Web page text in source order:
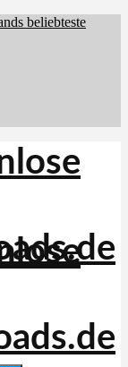
beliebteste